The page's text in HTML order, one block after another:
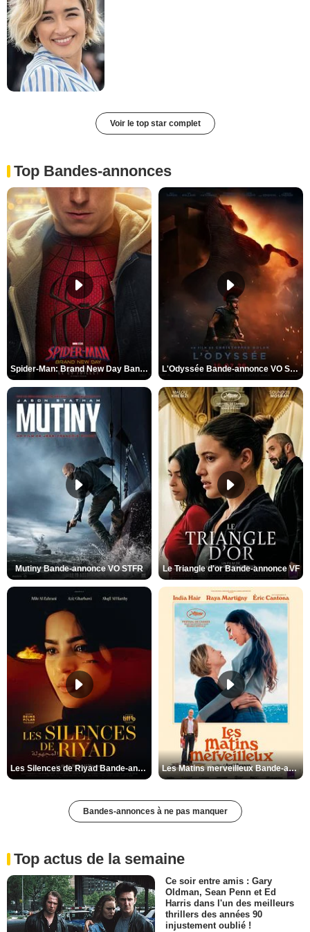
Voir le top star complet
Top Bandes-annonces
Spider-Man: Brand New Day Bande-annonce VO STFR L'Odyssée Bande-annonce VO STFR
Mutiny Bande-annonce VO STFR Le Triangle d'or Bande-annonce VF
Les Silences de Riyad Bande-annonce VO STFR Les Matins merveilleux Bande-annonce VF
Bandes-annonces à ne pas manquer
Top actus de la semaine
Ce soir entre amis : Gary
Oldman, Sean Penn et Ed
Harris dans l'un des meilleurs
thrillers des années 90
injustement oublié !